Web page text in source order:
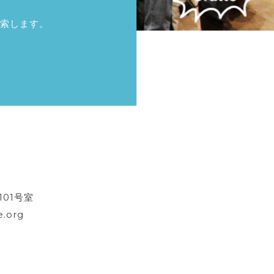
します。
号室